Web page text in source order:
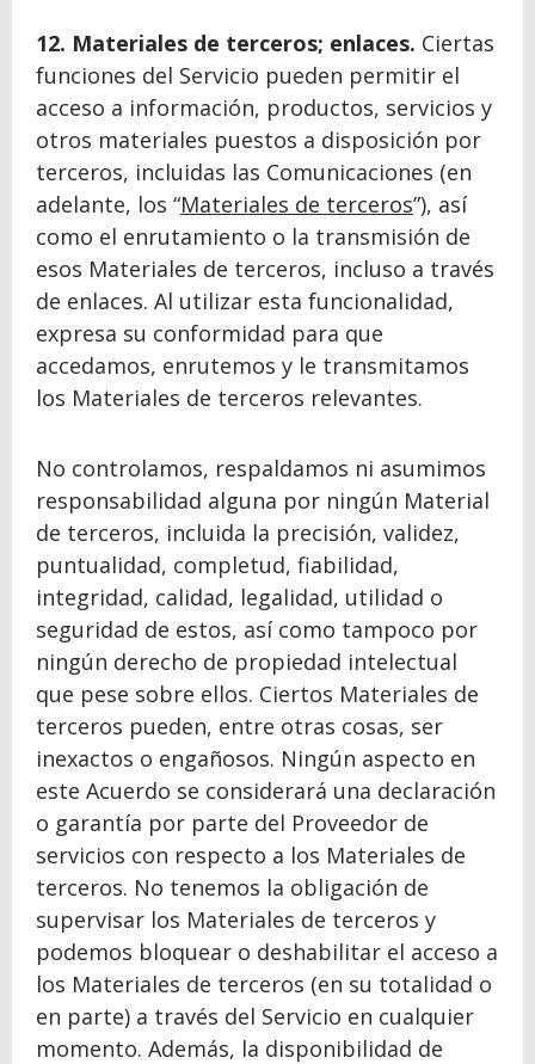
12. Materiales de terceros; enlaces. Ciertas
funciones del Servicio pueden permitir el
acceso a información, productos, servicios y
otros materiales puestos a disposición por
terceros, incluidas las Comunicaciones (en
adelante, los “Materiales de terceros”), así
como el enrutamiento o la transmisión de
esos Materiales de terceros, incluso a través
de enlaces. Al utilizar esta funcionalidad,
expresa su conformidad para que
accedamos, enrutemos y le transmitamos
los Materiales de terceros relevantes.
No controlamos, respaldamos ni asumimos
responsabilidad alguna por ningún Material
de terceros, incluida la precisión, validez,
puntualidad, completud, fiabilidad,
integridad, calidad, legalidad, utilidad o
seguridad de estos, así como tampoco por
ningún derecho de propiedad intelectual
que pese sobre ellos. Ciertos Materiales de
terceros pueden, entre otras cosas, ser
inexactos o engañosos. Ningún aspecto en
este Acuerdo se considerará una declaración
o garantía por parte del Proveedor de
servicios con respecto a los Materiales de
terceros. No tenemos la obligación de
supervisar los Materiales de terceros y
podemos bloquear o deshabilitar el acceso a
los Materiales de terceros (en su totalidad o
en parte) a través del Servicio en cualquier
momento. Además, la disponibilidad de